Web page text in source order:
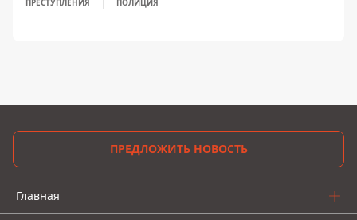
ПРЕСТУПЛЕНИЯ ПОЛИЦИЯ
ПРЕДЛОЖИТЬ НОВОСТЬ
Главная